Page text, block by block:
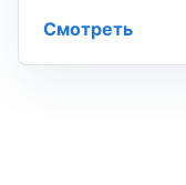
Смотреть